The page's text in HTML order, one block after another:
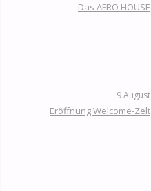
Das AFRO HOUSE
9 August
Eröffnung Welcome-Zelt